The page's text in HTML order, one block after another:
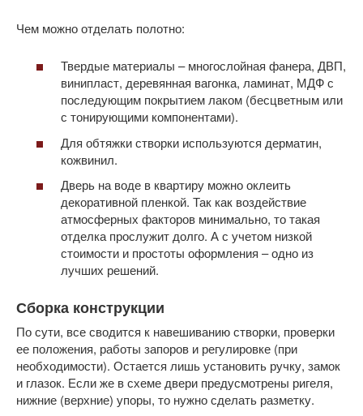
Чем можно отделать полотно:
Твердые материалы – многослойная фанера, ДВП,
винипласт, деревянная вагонка, ламинат, МДФ с
последующим покрытием лаком (бесцветным или
с тонирующими компонентами).
Для обтяжки створки используются дерматин,
кожвинил.
Дверь на воде в квартиру можно оклеить
декоративной пленкой. Так как воздействие
атмосферных факторов минимально, то такая
отделка прослужит долго. А с учетом низкой
стоимости и простоты оформления – одно из
лучших решений.
Сборка конструкции
По сути, все сводится к навешиванию створки, проверки
ее положения, работы запоров и регулировке (при
необходимости). Остается лишь установить ручку, замок
и глазок. Если же в схеме двери предусмотрены ригеля,
нижние (верхние) упоры, то нужно сделать разметку.